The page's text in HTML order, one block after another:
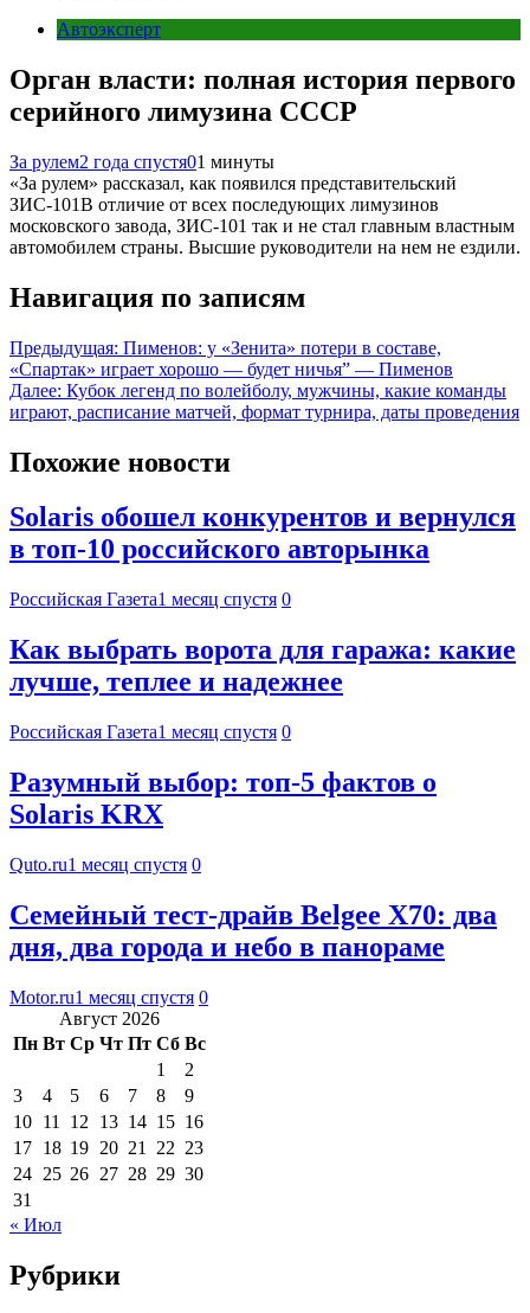
Автоэксперт
Орган власти: полная история первого
серийного лимузина СССР
За рулем2 года спустя01 минуты
«За рулем» рассказал, как появился представительский
ЗИС‑101В отличие от всех последующих лимузинов
московского завода, ЗИС‑101 так и не стал главным властным
автомобилем страны. Высшие руководители на нем не ездили.
Навигация по записям
Предыдущая: Пименов: у «Зенита» потери в составе,
«Спартак» играет хорошо — будет ничья” — Пименов
Далее: Кубок легенд по волейболу, мужчины, какие команды
играют, расписание матчей, формат турнира, даты проведения
Похожие новости
Solaris обошел конкурентов и вернулся
в топ-10 российского авторынка
Российская Газета1 месяц спустя 0
Как выбрать ворота для гаража: какие
лучше, теплее и надежнее
Российская Газета1 месяц спустя 0
Разумный выбор: топ-5 фактов о
Solaris KRX
Quto.ru1 месяц спустя 0
Семейный тест-драйв Belgee X70: два
дня, два города и небо в панораме
Motor.ru1 месяц спустя 0
Август 2026
Пн Вт Ср Чт Пт Сб Вс
1
2
3
4 5 6 7 8
9
10 11 12 13 14 15 16
17 18 19 20 21 22 23
24 25 26 27 28 29 30
31
« Июл
Рубрики